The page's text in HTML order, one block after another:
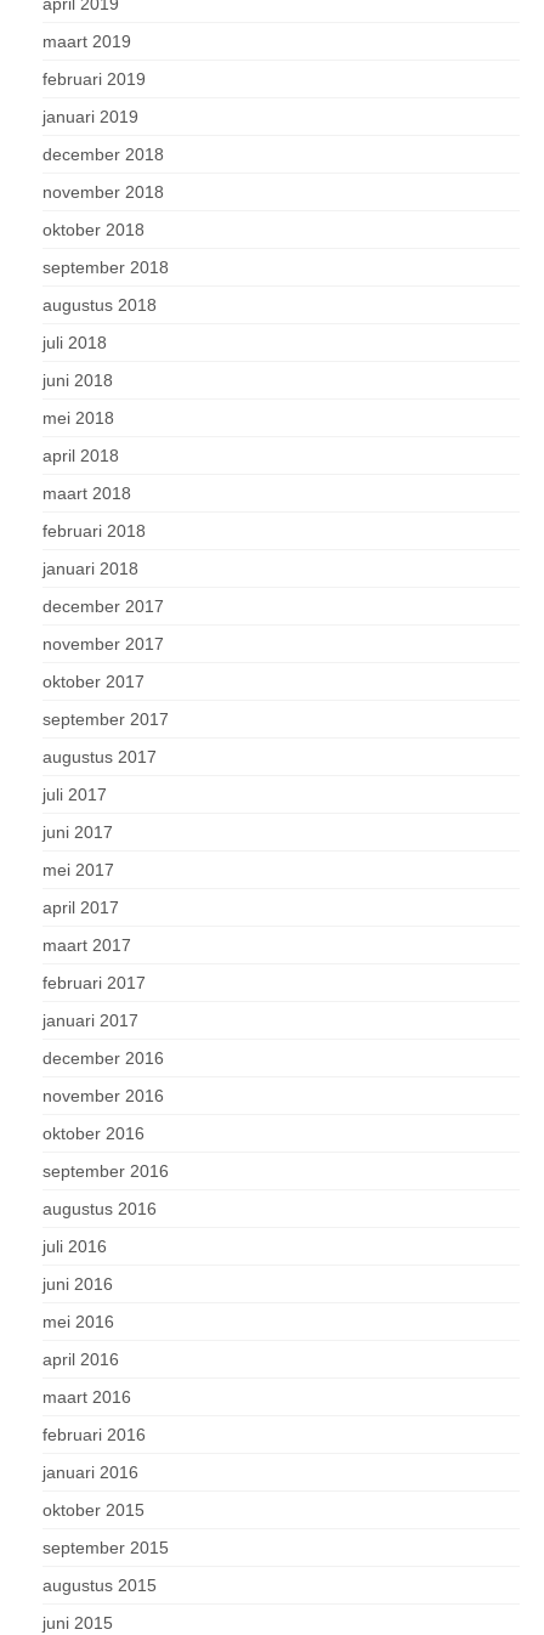
maart 2019
februari 2019
januari 2019
december 2018
november 2018
oktober 2018
september 2018
augustus 2018
juli 2018
juni 2018
mei 2018
april 2018
maart 2018
februari 2018
januari 2018
december 2017
november 2017
oktober 2017
september 2017
augustus 2017
juli 2017
juni 2017
mei 2017
april 2017
maart 2017
februari 2017
januari 2017
december 2016
november 2016
oktober 2016
september 2016
augustus 2016
juli 2016
juni 2016
mei 2016
april 2016
maart 2016
februari 2016
januari 2016
oktober 2015
september 2015
augustus 2015
juni 2015